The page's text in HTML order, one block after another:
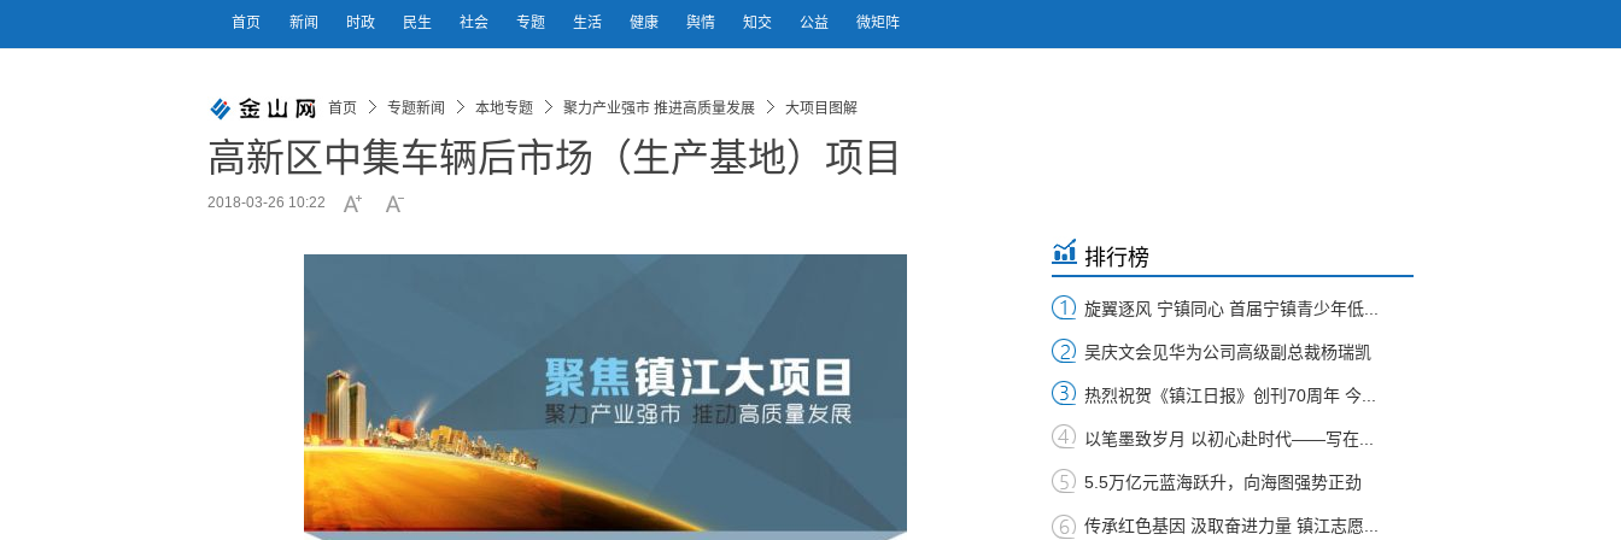
首页 新闻 时政 民生 社会 专题 生活 健康 舆情 知交 公益 微矩阵
首页 专题新闻 本地专题 聚力产业强市 推进高质量发展 大项目图解
高新区中集车辆后市场（生产基地）项目
2018-03-26 10:22
排行榜
旋翼逐风 宁镇同心 首届宁镇青少年低...
吴庆文会见华为公司高级副总裁杨瑞凯
热烈祝贺《镇江日报》创刊70周年 今...
以笔墨致岁月 以初心赴时代——写在...
5.5万亿元蓝海跃升，向海图强势正劲
传承红色基因 汲取奋进力量 镇江志愿...